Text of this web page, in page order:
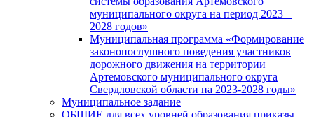
муниципального округа на период 2023 –
2028 годов»
Муниципальная программа «Формирование
законопослушного поведения участников
дорожного движения на территории
Артемовского муниципального округа
Свердловской области на 2023-2028 годы»
Муниципальное задание
ОБЩИЕ для всех уровней образования приказы